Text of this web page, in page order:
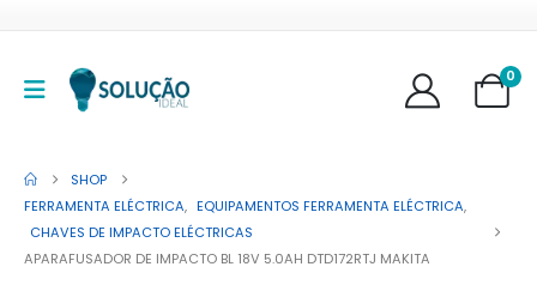
0
SHOP
FERRAMENTA ELÉCTRICA, EQUIPAMENTOS FERRAMENTA ELÉCTRICA,
CHAVES DE IMPACTO ELÉCTRICAS
APARAFUSADOR DE IMPACTO BL 18V 5.0AH DTD172RTJ MAKITA